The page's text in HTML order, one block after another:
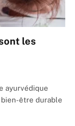
les
ayurvédique
être durable